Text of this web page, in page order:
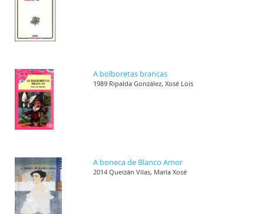
A bolboretas brancas
1989 Ripalda González, Xosé Lois
A boneca de Blanco Amor
2014 Queizán Vilas, María Xosé